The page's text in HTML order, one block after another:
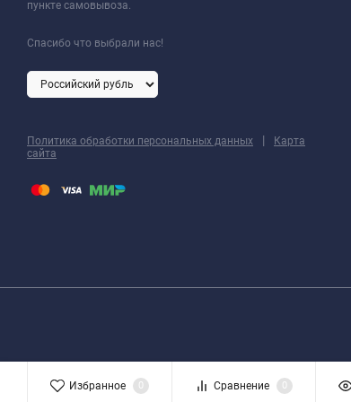
пункте самовывоза.
Спасибо что выбрали нас!
Политика обработки персональных данных |
Карта
сайта
Избранное 0 Сравнение 0